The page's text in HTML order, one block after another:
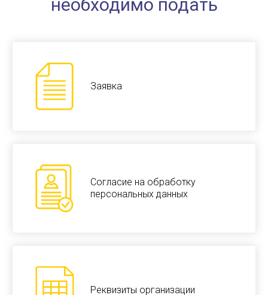
необходимо подать
Заявка
Согласие на обработку
персональных данных
Реквизиты организации